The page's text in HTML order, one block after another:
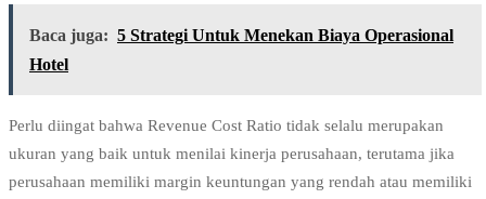
Baca juga: 5 Strategi Untuk Menekan Biaya Operasional
Hotel
Perlu diingat bahwa Revenue Cost Ratio tidak selalu merupakan
ukuran yang baik untuk menilai kinerja perusahaan, terutama jika
perusahaan memiliki margin keuntungan yang rendah atau memiliki